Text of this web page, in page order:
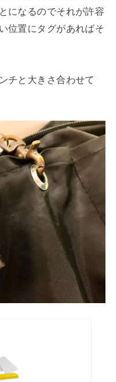
になるのでそれが許容
位置にタグがあればそ
チと大きさ合わせて